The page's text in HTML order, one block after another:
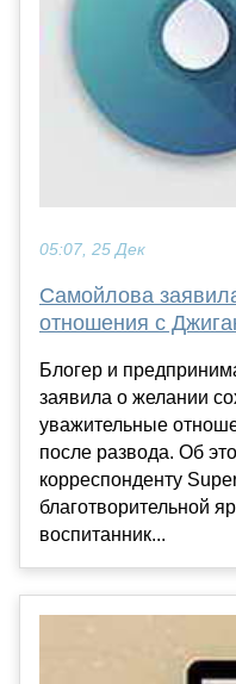
05:07, 25 Дек
Самойлова
отношения с
Блогер и
заявила о желании
уважительные
после развода. Об
корреспонденту
благотворительной
воспитанник...